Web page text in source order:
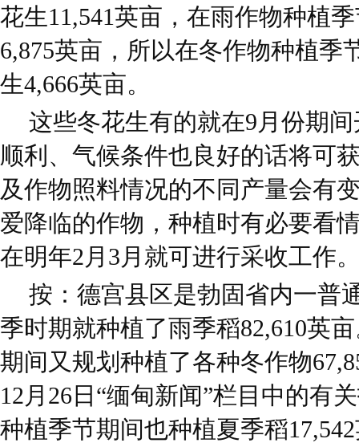
花生11,541英亩，在雨作物种植
6,875英亩，所以在冬作物种植季
生4,666英亩。
这些冬花生有的就在9月份期
顺利、气候条件也良好的话将可
及作物照料情况的不同产量会有
爱降临的作物，种植时有必要看
在明年2月3月就可进行采收工作
按：德宫县区是勃固省内一普
季时期就种植了雨季稻82,610英
期间又规划种植了各种冬作物
12月26日“缅甸新闻”栏目中的有
种植季节期间也种植夏季稻